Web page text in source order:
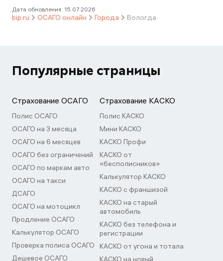
Дата обновления: 15.07.2026
bip.ru ОСАГО онлайн Города Вологда
Популярные страницы
Страхование ОСАГО
Полис ОСАГО
ОСАГО на 3 месяца
ОСАГО на 6 месяцев
ОСАГО без ограничений
ОСАГО по маркам авто
ОСАГО на такси
ДСАГО
ОСАГО на мотоцикл
Продление ОСАГО
Калькулятор ОСАГО
Проверка полиса ОСАГО
Дешевое ОСАГО
Страхование КАСКО
Полис КАСКО
Мини КАСКО
КАСКО Профи
КАСКО от
«бесполисников»
Калькулятор КАСКО
КАСКО с франшизой
КАСКО на старый
автомобиль
КАСКО без телефона и
регистрации
КАСКО от угона и тотала
КАСКО на новый